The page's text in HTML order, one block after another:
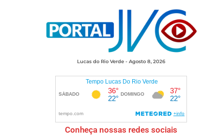
Lucas do Rio Verde - Agosto 8, 2026
Conheça nossas redes sociais